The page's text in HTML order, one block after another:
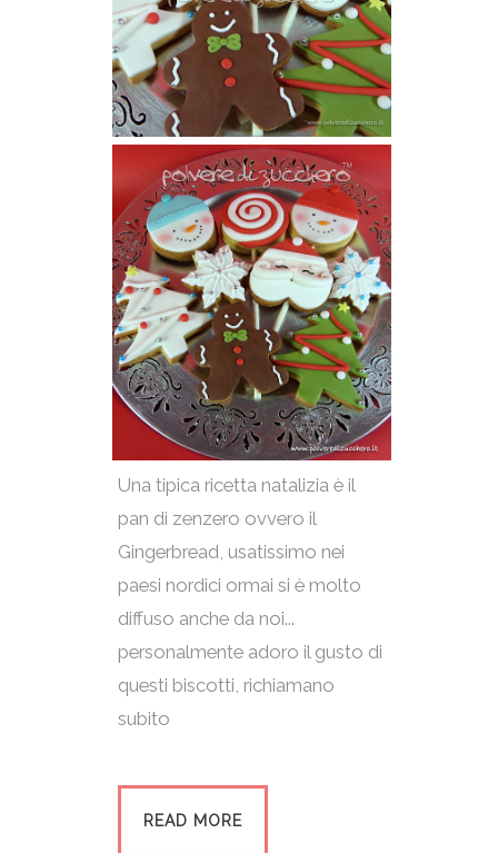
Una tipica ricetta natalizia è il
pan di zenzero ovvero il
Gingerbread, usatissimo nei
paesi nordici ormai si è molto
diffuso anche da noi...
personalmente adoro il gusto di
questi biscotti, richiamano
subito
READ MORE